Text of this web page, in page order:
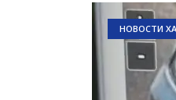
НОВОСТИ